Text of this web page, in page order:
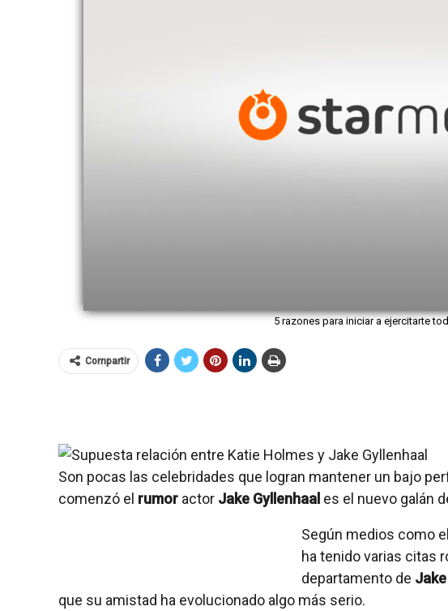
5 razones para iniciar a ejercitarte
Compartir
Son pocas las celebridades que logran mantener un bajo
comenzó el rumor actor Jake Gyllenhaal es el nuevo galán
Según medios como
ha tenido varias citas
departamento de Jake
que su amistad ha evolucionado algo más serio.